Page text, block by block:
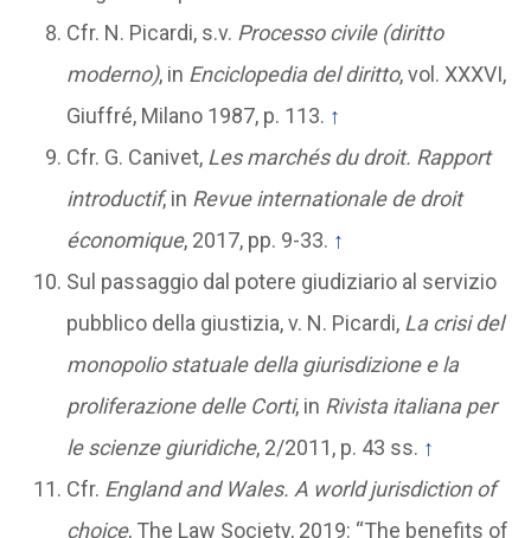
Cfr. N. Picardi, s.v. Processo civile (diritto
moderno), in Enciclopedia del diritto, vol. XXXVI,
Giuffré, Milano 1987, p. 113. ↑
Cfr. G. Canivet, Les marchés du droit. Rapport
introductif, in Revue internationale de droit
économique, 2017, pp. 9-33. ↑
Sul passaggio dal potere giudiziario al servizio
pubblico della giustizia, v. N. Picardi, La crisi del
monopolio statuale della giurisdizione e la
proliferazione delle Corti, in Rivista italiana per
le scienze giuridiche, 2/2011, p. 43 ss. ↑
Cfr. England and Wales. A world jurisdiction of
choice, The Law Society, 2019: “The benefits of